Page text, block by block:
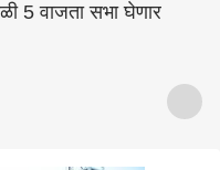
5 वाजता सभा घेणार